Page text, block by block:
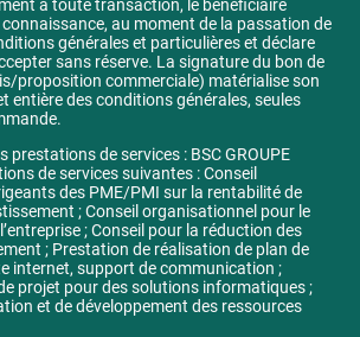
à toute transaction, le bénéficiaire
au moment de la passation de
générales et particulières et déclare
sans réserve. La signature du bon de
proposition commerciale) matérialise son
entière des conditions générales, seules
prestations de services : BSC GROUPE
de services suivantes : Conseil
des PME/PMI sur la rentabilité de
; Conseil organisationnel pour le
; Conseil pour la réduction des
; Prestation de réalisation de plan de
internet, support de communication ;
projet pour des solutions informatiques ;
et de développement des ressources